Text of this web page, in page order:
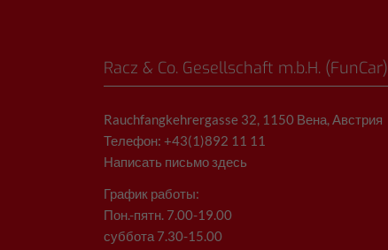
Racz & Co. Gesellschaft m.b.H. (FunCar)
Rauchfangkehrergasse 32, 1150 Вена, Австрия
Телефон: +43(1)892 11 11
Написать письмо здесь
График работы:
Пон.-пятн. 7.00-19.00
суббота 7.30-15.00